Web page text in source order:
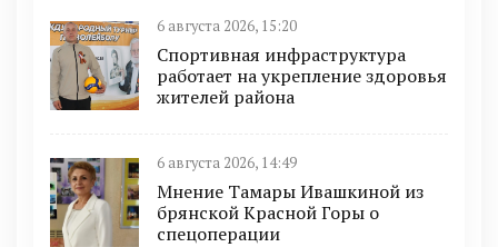
6 августа 2026, 15:20
Спортивная инфраструктура
работает на укрепление здоровья
жителей района
6 августа 2026, 14:49
Мнение Тамары Ивашкиной из
брянской Красной Горы о
спецоперации